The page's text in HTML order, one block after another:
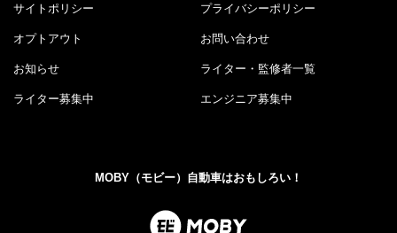
サイトポリシー プライバシーポリシー
オプトアウト お問い合わせ
お知らせ ライター・監修者一覧
ライター募集中 エンジニア募集中
MOBY（モビー）自動車はおもしろい！